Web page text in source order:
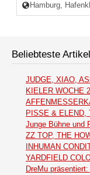
Hamburg,
Beliebteste
JUDGE, XIAO,
KIELER WOCHE
PISSE & ELEND,
Junge Bühne und
ZZ TOP, THE
INHUMAN
YARDFIELD
DreMu